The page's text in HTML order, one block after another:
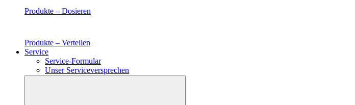
Produkte – Dosieren
Produkte – Verteilen
Service
Service-Formular
Unser Serviceversprechen